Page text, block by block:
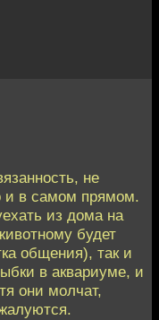
не
и в самом прямом.
из дома на
будет
общения), так и
в аквариуме, и
они молчат,